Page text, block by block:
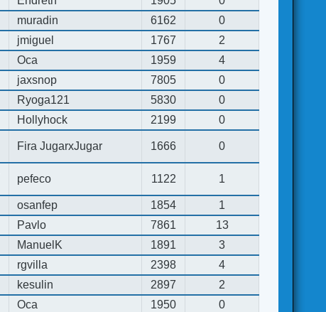
muradin 6162
0
jmiguel 1767
2
Oca 1959
4
jaxsnop 7805
0
Ryoga121 5830
0
Hollyhock 2199
0
Fira JugarxJugar 1666 0
pefeco 1122 1
osanfep 1854
1
Pavlo 7861
13
ManuelK 1891
3
rgvilla 2398
4
kesulin 2897
2
Oca 1950 0